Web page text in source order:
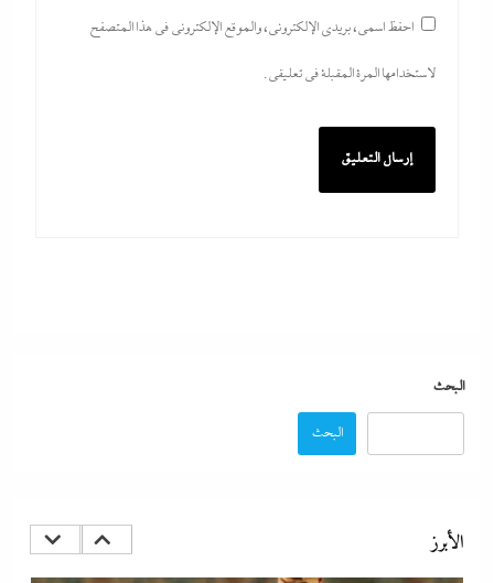
احفظ اسمي، بريدي الإلكتروني، والموقع الإلكتروني في هذا المتصفح
لاستخدامها المرة المقبلة في تعليقي.
البحث
البحث
الأبرز
الحكومة المصرية؟